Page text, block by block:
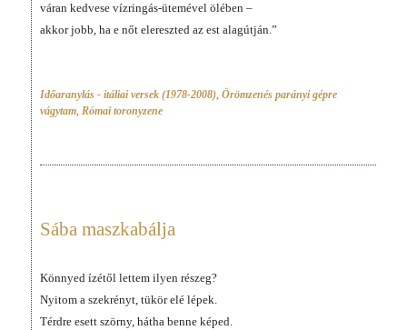
váran kedvese vízringás-ütemével ölében –
akkor jobb, ha e nőt elereszted az est alagútján.”
Időaranylás - itáliai versek (1978-2008), Örömzenés parányi gépre
vágytam, Római toronyzene
Sába maszkabálja
Könnyed ízétől lettem ilyen részeg?
Nyitom a szekrényt, tükör elé lépek.
Térdre esett szörny, hátha benne képed.